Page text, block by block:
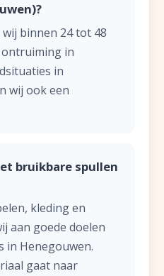
binnen 24 tot 48
in
in
wij ook een
bruikbare spullen
kleding en
aan goede doelen
in Henegouwen.
gaat naar